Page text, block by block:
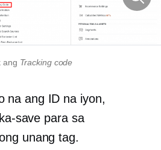
ang Tracking code
na ang ID na iyon,
save para sa
unang tag.